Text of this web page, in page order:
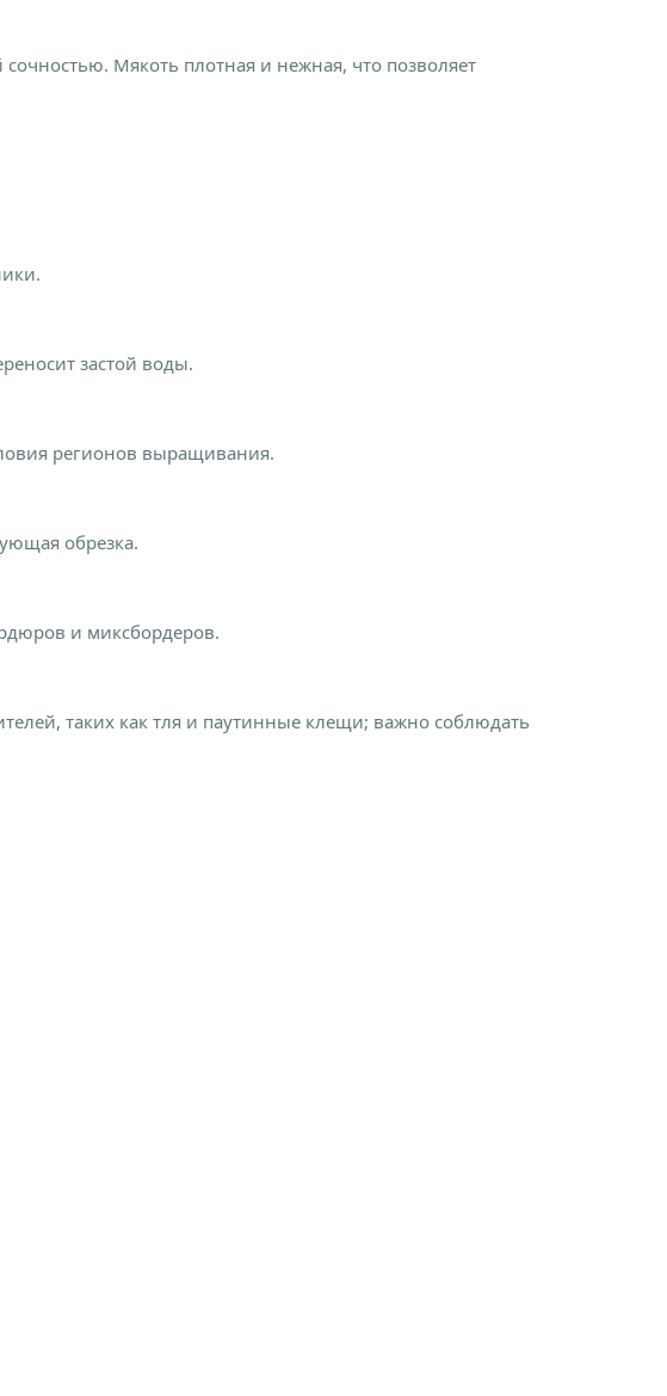
Мякоть плотная и нежная, что позволяет
застой воды.
регионов выращивания.
обрезка.
и миксбордеров.
таких как тля и паутинные клещи; важно соблюдать